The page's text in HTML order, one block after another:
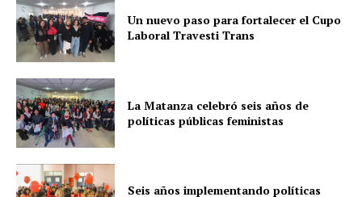
Un nuevo paso para fortalecer el Cupo
Laboral Travesti Trans
La Matanza celebró seis años de
políticas públicas feministas
Seis años implementando políticas